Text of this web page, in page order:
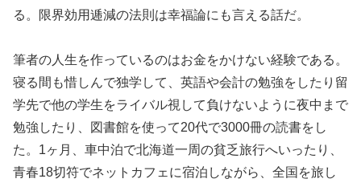
る。限界効用逓減の法則は幸福論にも言える話だ。
筆者の人生を作っているのはお金をかけない経験である。
寝る間も惜しんで独学して、英語や会計の勉強をしたり留
学先で他の学生をライバル視して負けないように夜中まで
勉強したり、図書館を使って20代で3000冊の読書をし
た。1ヶ月、車中泊で北海道一周の貧乏旅行へいったり、
青春18切符でネットカフェに宿泊しながら、全国を旅し